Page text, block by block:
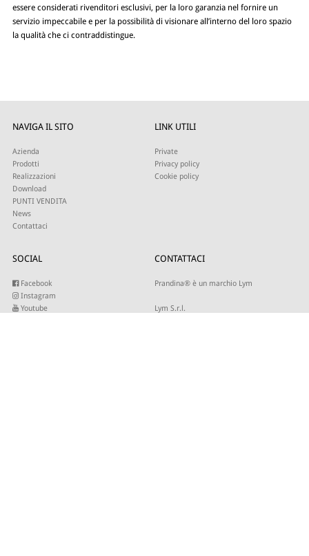
essere considerati rivenditori esclusivi, per la loro garanzia nel fornire un
servizio impeccabile e per la possibilità di visionare all’interno del loro spazio
la qualità che ci contraddistingue.
NAVIGA IL SITO
Azienda
Prodotti
Realizzazioni
Download
PUNTI VENDITA
News
Contattaci
LINK UTILI
Private
Privacy policy
Cookie policy
SOCIAL
Facebook
Instagram
Youtube
CONTATTACI
Prandina® è un marchio Lym
Lym S.r.l.